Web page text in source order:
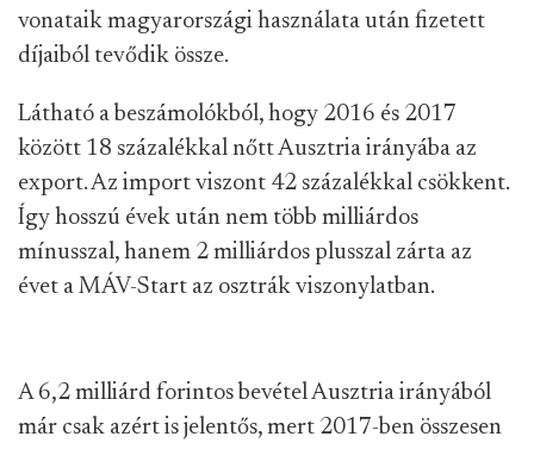
vonataik magyarországi használata után fizetett
díjaiból tevődik össze.
Látható a beszámolókból, hogy 2016 és 2017
között 18 százalékkal nőtt Ausztria irányába az
export. Az import viszont 42 százalékkal csökkent.
Így hosszú évek után nem több milliárdos
mínusszal, hanem 2 milliárdos plusszal zárta az
évet a MÁV-Start az osztrák viszonylatban.
A 6,2 milliárd forintos bevétel Ausztria irányából
már csak azért is jelentős, mert 2017-ben összesen